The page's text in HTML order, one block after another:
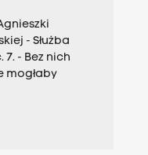
- Służba
- Bez nich
mogłaby